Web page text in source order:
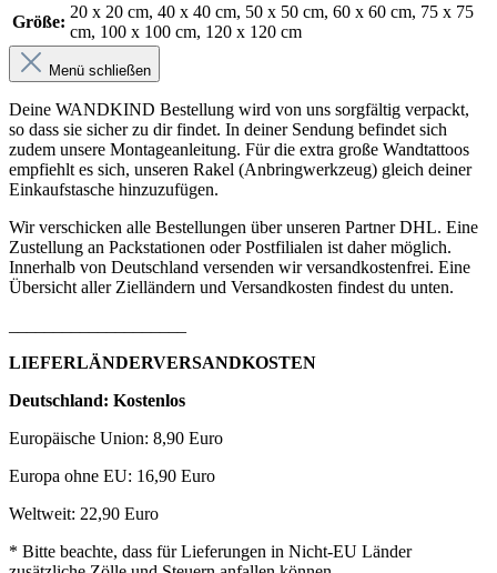
Größe:
20 x 20 cm, 40 x 40 cm, 50 x 50 cm, 60 x 60 cm, 75 x 75
cm, 100 x 100 cm, 120 x 120 cm
Menü schließen
Deine WANDKIND Bestellung wird von uns sorgfältig verpackt,
so dass sie sicher zu dir findet. In deiner Sendung befindet sich
zudem unsere Montageanleitung. Für die extra große Wandtattoos
empfiehlt es sich, unseren Rakel (Anbringwerkzeug) gleich deiner
Einkaufstasche hinzuzufügen.
Wir verschicken alle Bestellungen über unseren Partner DHL. Eine
Zustellung an Packstationen oder Postfilialen ist daher möglich.
Innerhalb von Deutschland versenden wir versandkostenfrei. Eine
Übersicht aller Zielländern und Versandkosten findest du unten.
LIEFERLÄNDERVERSANDKOSTEN
Deutschland: Kostenlos
Europäische Union: 8,90 Euro
Europa ohne EU: 16,90 Euro
Weltweit: 22,90 Euro
* Bitte beachte, dass für Lieferungen in Nicht-EU Länder